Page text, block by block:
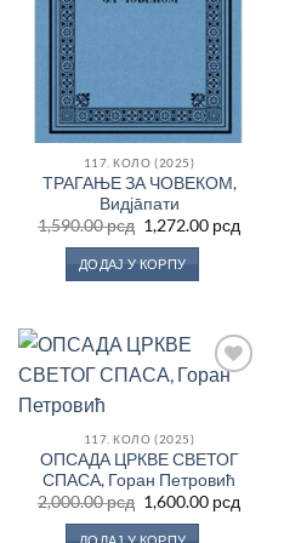
117. КОЛО (2025)
ТРАГАЊЕ ЗА ЧОВЕКОМ,
Видјāпати
1,590.00рсд Оригинална
цена
је
била:
1,590.00 рсд.
1,272.00 рсд
цена
ДОДАЈ У КОРПУ
117. КОЛО (2025)
ОПСАДА ЦРКВЕ СВЕТОГ
СПАСА, Горан Петровић
2,000.00рсд Оригинална
цена
је
1,600.00 рсд
цена